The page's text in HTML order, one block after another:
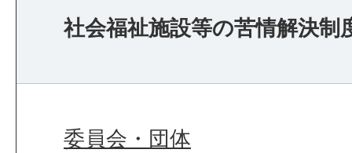
社会福祉施設等の苦情解決制
委員会・団体